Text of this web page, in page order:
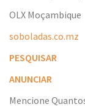
OLX Moçambique
soboladas.co.mz
PESQUISAR
ANUNCIAR
Mencione